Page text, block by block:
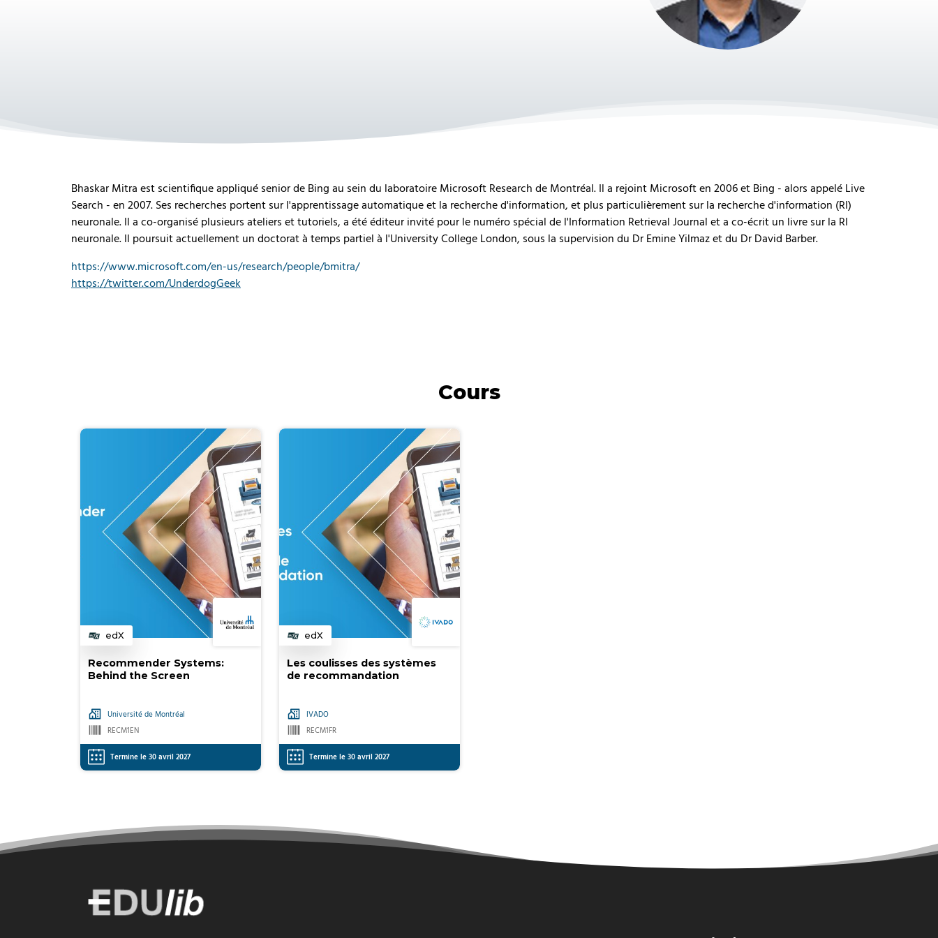
Bhaskar Mitra est scientifique appliqué senior de Bing au sein du laboratoire Microsoft Research de Montréal. Il a rejoint Microsoft en 2006 et Bing - alors appelé Live
Search - en 2007. Ses recherches portent sur l'apprentissage automatique et la recherche d'information, et plus particulièrement sur la recherche d'information (RI)
neuronale. Il a co-organisé plusieurs ateliers et tutoriels, a été éditeur invité pour le numéro spécial de l'Information Retrieval Journal et a co-écrit un livre sur la RI
neuronale. Il poursuit actuellement un doctorat à temps partiel à l'University College London, sous la supervision du Dr Emine Yilmaz et du Dr David Barber.
https://www.microsoft.com/en-us/research/people/bmitra/
https://twitter.com/UnderdogGeek
Cours
Recommender Systems:
Behind the Screen
Université de Montréal
RECM1EN
Catégorie
edX
Termine le 30 avril 2027
Les coulisses des systèmes
de recommandation
IVADO
RECM1FR
Catégorie
edX
Termine le 30 avril 2027